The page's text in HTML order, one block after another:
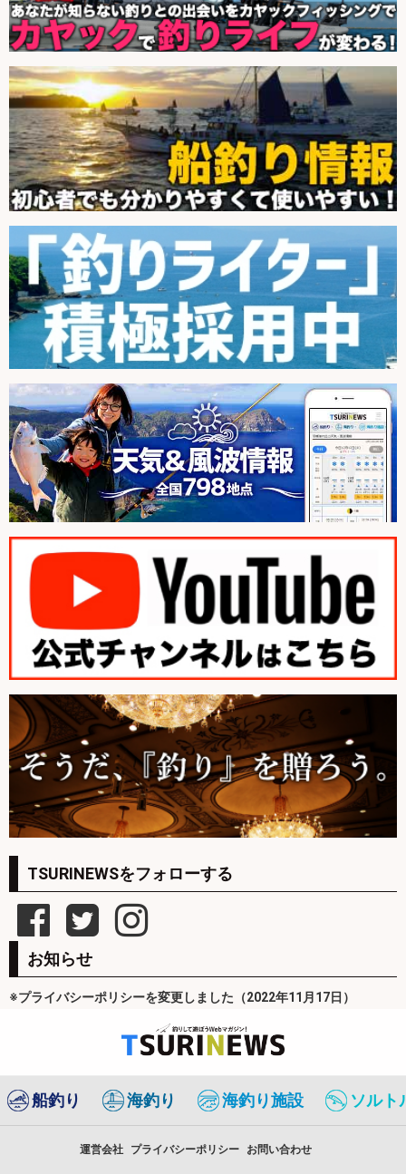
TSURINEWSをフォローする
お知らせ
※プライバシーポリシーを変更しました（2022年11月17日）
船釣り 海釣り 海釣り施設 ソルト
運営会社 プライバシーポリシー お問い合わせ